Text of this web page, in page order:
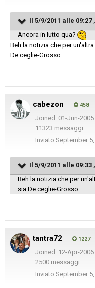
Il 5/9/2011 alle
Ancora in lutto qua?
Beh la notizia che per
De ceglie-Grosso
cabezon 458
Joined: 01-Jun-2005
11323 messaggi
Inviato September 5,
Il 5/9/2011 alle
Beh la notizia che per
sia De ceglie-Grosso
tantra72 1227
Joined: 12-Apr-2006
2500 messaggi
Inviato September 5,